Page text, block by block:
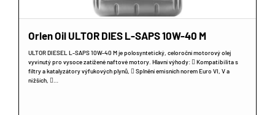
Orlen Oil ULTOR DIES L-SAPS 10W-40 M
ULTOR DIESEL L-SAPS 10W-40 M je polosyntetický, celoroční motorový olej
vyvinutý pro vysoce zatížené naftové motory. Hlavní výhody:  Kompatibilita s
filtry a katalyzátory výfukových plynů,  Splnění emisních norem Euro VI, V a
nižších, …